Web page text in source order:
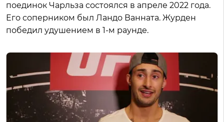
поединок Чарльза состоялся в апреле 2022 года.
Его соперником был Ландо Ванната. Журден
победил удушением в 1-м раунде.